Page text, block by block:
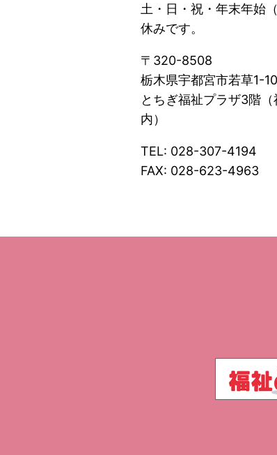
土・日・祝・年末年始
休みです。
〒320-8508
栃木県宇都宮市若草1-
とちぎ福祉プラザ3階
内）
TEL: 028-307-4194
FAX: 028-623-4963